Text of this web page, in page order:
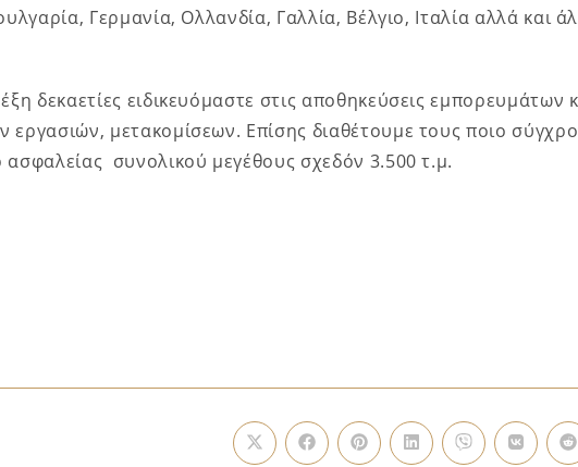
Γερμανία, Ολλανδία, Γαλλία, Βέλγιο, Ιταλία αλλά και
δεκαετίες ειδικευόμαστε στις αποθηκεύσεις εμπορευμάτων
μετακομίσεων. Επίσης διαθέτουμε τους ποιο
συνολικού μεγέθους σχεδόν 3.500 τ.μ.